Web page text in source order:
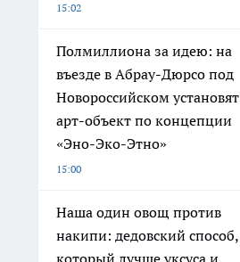
15:02
Полмиллиона за идею: на
въезде в Абрау-Дюрсо под
Новороссийском установят
арт-объект по концепции
«Эно-Эко-Этно»
15:00
Наша один овощ против
накипи: дедовский способ,